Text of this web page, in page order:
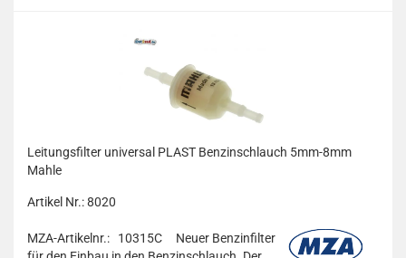
Leitungsfilter universal PLAST Benzinschlauch 5mm-8mm
Mahle
Artikel Nr.: 8020
MZA-Artikelnr.: 10315C
Neuer Benzinfilter